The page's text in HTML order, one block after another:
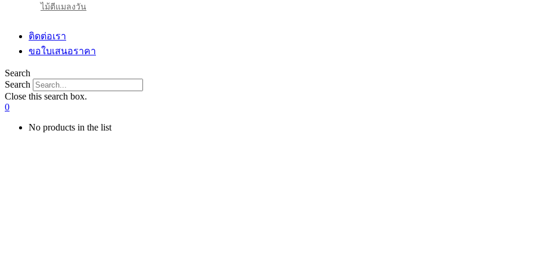
ไม้ตีแมลงวัน
ติดต่อเรา
ขอใบเสนอราคา
Search
Search
Close this search box.
0
No products in the list